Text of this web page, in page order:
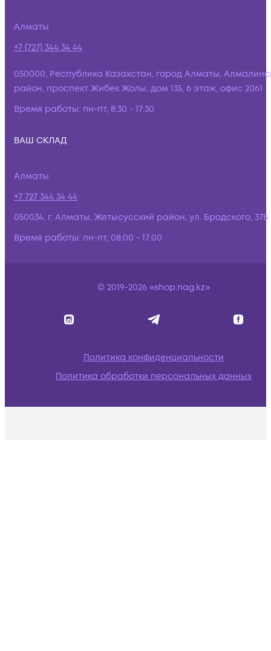
Алматы
+7 (727) 344 34 44
050000, Республика Казахстан, город Алматы,
район, проспект Жибек Жолы, дом 135, 6 этаж, офис 2061
Время работы: пн-пт, 8:30 - 17:30
ВАШ СКЛАД
Алматы
+7 727 344 34 44
050034, г. Алматы, Жетысусский район, ул. Бродского, 37Б
Время работы: пн-пт, 08:00 - 17:00
© 2019-2026 «shop.nag.kz»
Политика конфиденциальности
Политика обработки персональных данных